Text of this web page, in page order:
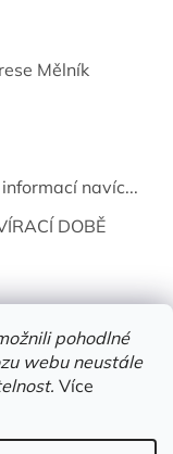
pohodlné
webu neustále
Více
Mělník
navíc...
DOBĚ